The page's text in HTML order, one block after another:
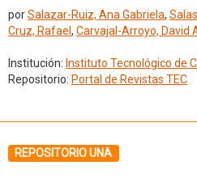
porSalazar-Ruiz, Ana Gabriela,
Cruz, Rafael , Carvajal-Arroyo, David
Institución: Instituto Tecnológico de
Repositorio: Portal de Revistas TEC
REPOSITORIO UNA